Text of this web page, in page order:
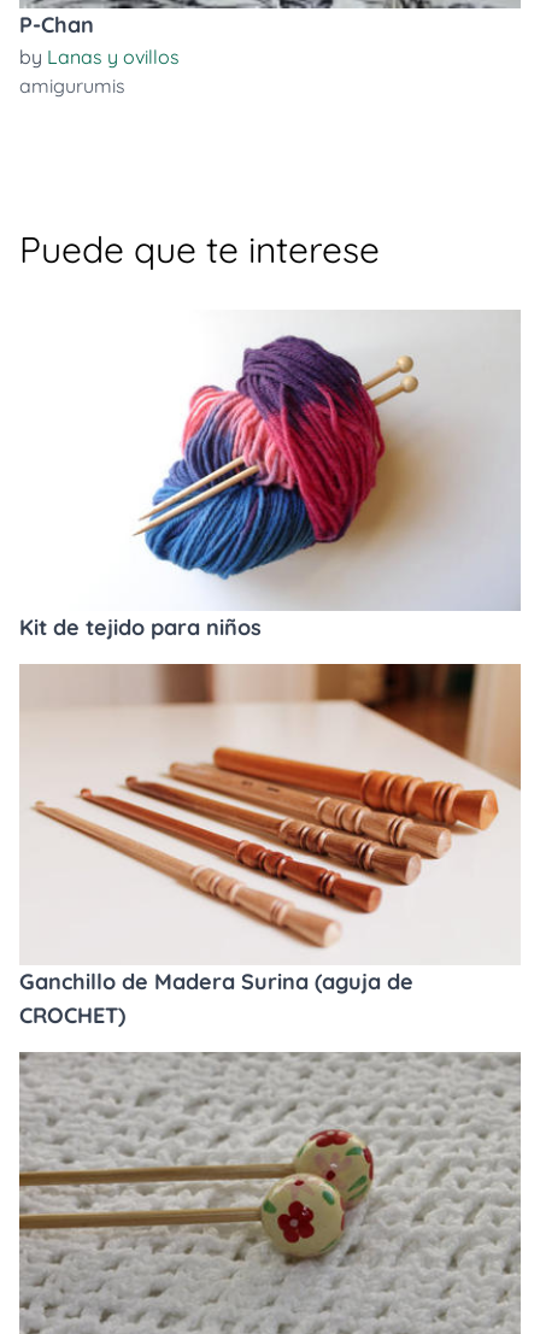
P-Chan
by Lanas y ovillos
amigurumis
Puede que te interese
Kit de tejido para niños
Ganchillo de Madera Surina (aguja de
CROCHET)